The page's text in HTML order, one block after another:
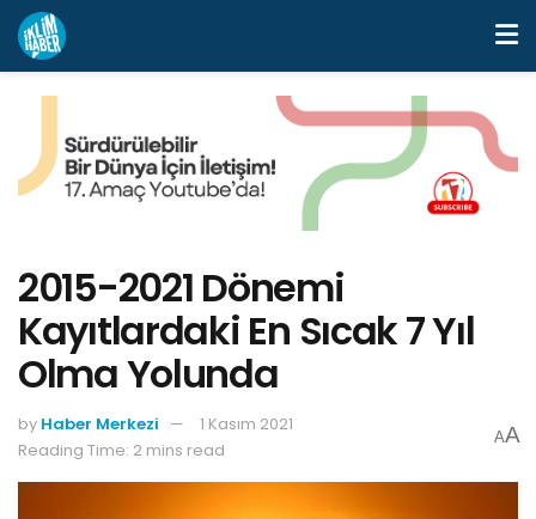
2015-2021 Dönemi
Kayıtlardaki En Sıcak 7 Yıl
Olma Yolunda
by Haber Merkezi
1 Kasım 2021
Reading Time: 2 mins read
AA